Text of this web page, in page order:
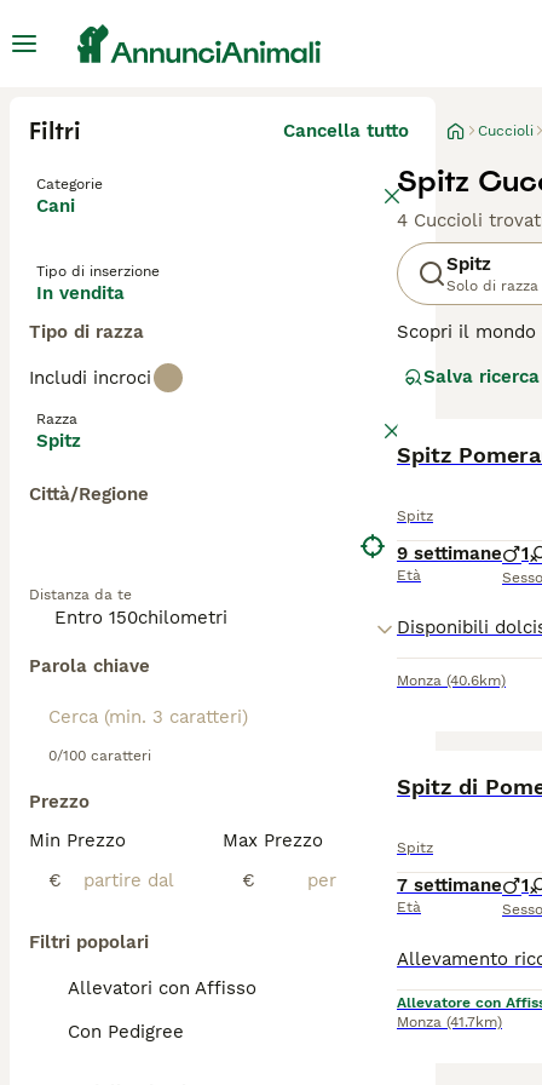
Filtri Cancella tutto
Categorie
Cani
Tipo di inserzione
In vendita
Tipo di razza
Includi incroci
Razza
Spitz
Città/Regione
Distanza da te
Parola chiave
0/100 caratteri
Prezzo
Min Prezzo
€
Max Prezzo
€
Filtri popolari
Allevatori con Affisso
Con Pedigree
Cuccioli
Spitz
4 Cuccioli
Spitz
Solo di razza
Scopri il mondo
intelligente.
Dai tratti
colorazioni,
ideale per chi
vicinanza
all'attività
individuo attivo
meravigliosi
Salva ricerca
Spitz
Spitz
9 settimane
Età
1
Sesso
Monza (40.6km)
Spitz di
Spitz
7 settimane
Età
1
Sesso
Allevatore con
Monza (41.7km)